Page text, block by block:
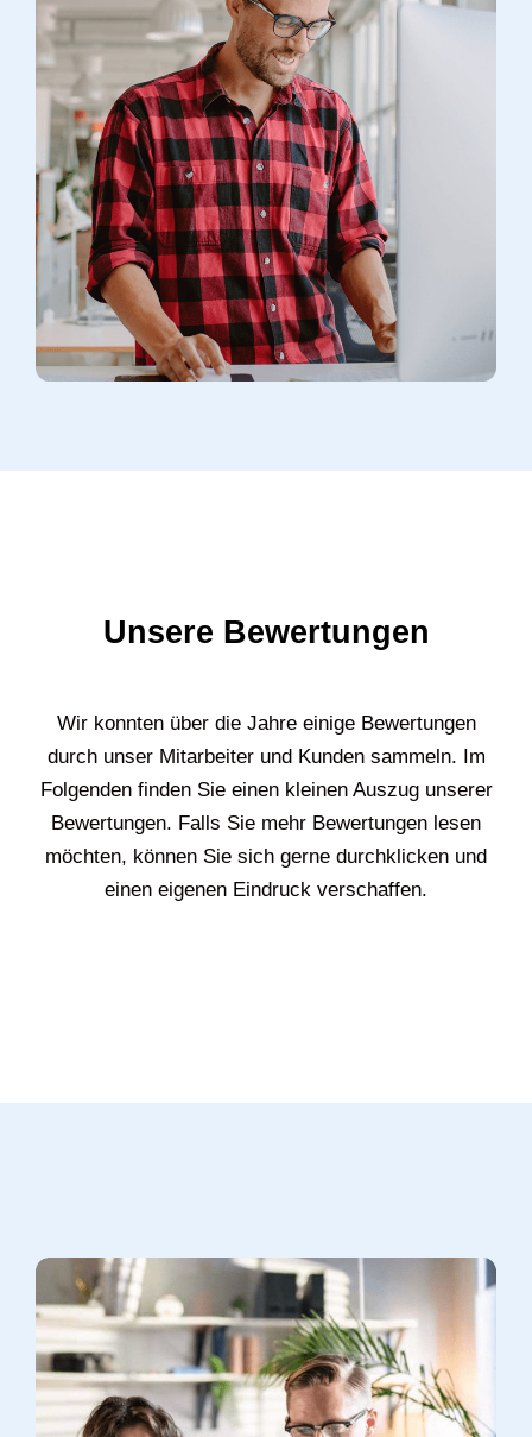
Unsere Bewertungen
Wir konnten über die Jahre einige Bewertungen
durch unser Mitarbeiter und Kunden sammeln. Im
Folgenden finden Sie einen kleinen Auszug unserer
Bewertungen. Falls Sie mehr Bewertungen lesen
möchten, können Sie sich gerne durchklicken und
einen eigenen Eindruck verschaffen.